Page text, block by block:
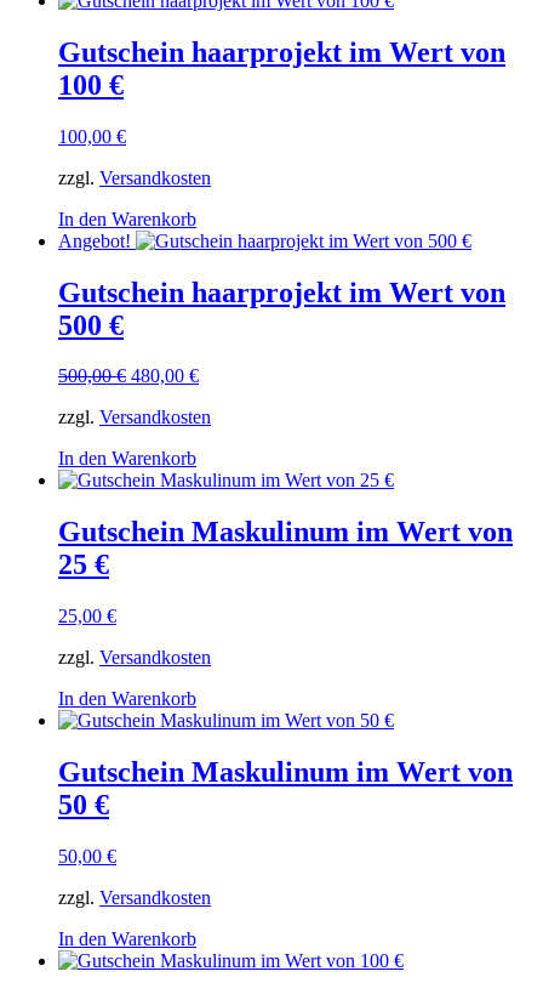
Gutschein haarprojekt im Wert von
100 €
100,00 €
zzgl. Versandkosten
In den Warenkorb
Angebot!
Gutschein haarprojekt im Wert von
500 €
500,00€ Ursprünglicher
war:
480,00 €Aktueller
ist:
zzgl. Versandkosten
In den Warenkorb
Gutschein Maskulinum im Wert von
25 €
25,00 €
zzgl. Versandkosten
In den Warenkorb
Gutschein Maskulinum im Wert von
50 €
50,00 €
zzgl. Versandkosten
In den Warenkorb